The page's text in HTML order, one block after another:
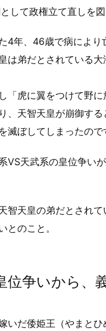
して政権立て直しを図
4年、46歳で病により
は弟だとされている
「虎に翼をつけて野
、天智天皇が崩御する
滅ぼしてしまったので
VS天武系の皇位争い
智天皇の弟だとされ
とのこと。
位争いから、
いだ倭姫王（やまとひ